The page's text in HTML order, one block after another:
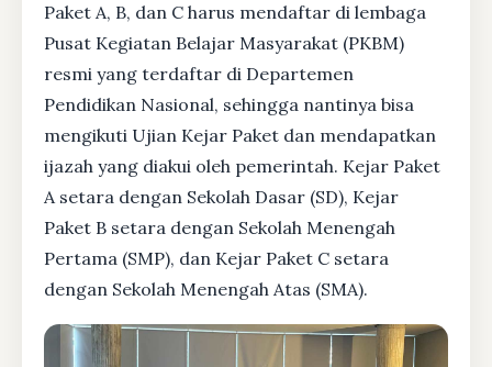
Paket A, B, dan C harus mendaftar di lembaga
Pusat Kegiatan Belajar Masyarakat (PKBM)
resmi yang terdaftar di Departemen
Pendidikan Nasional, sehingga nantinya bisa
mengikuti Ujian Kejar Paket dan mendapatkan
ijazah yang diakui oleh pemerintah. Kejar Paket
A setara dengan Sekolah Dasar (SD), Kejar
Paket B setara dengan Sekolah Menengah
Pertama (SMP), dan Kejar Paket C setara
dengan Sekolah Menengah Atas (SMA).